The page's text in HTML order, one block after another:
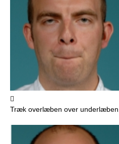

Træk overlæben over underlæben.